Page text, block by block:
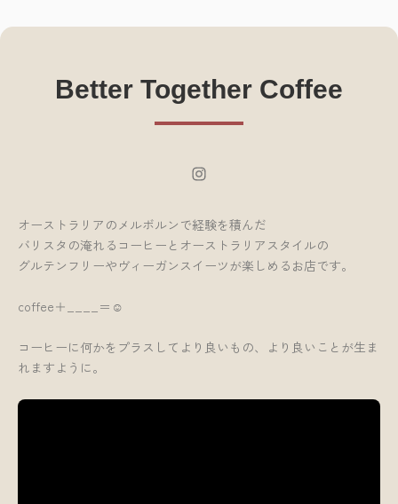
Better Together Coffee
Instagram
オーストラリアのメルボルンで経験を積んだ
バリスタの淹れるコーヒーとオーストラリアスタイルの
グルテンフリーやヴィーガンスイーツが楽しめるお店です。
coffee＋____＝☺︎
コーヒーに何かをプラスしてより良いもの、より良いことが生ま
れますように。